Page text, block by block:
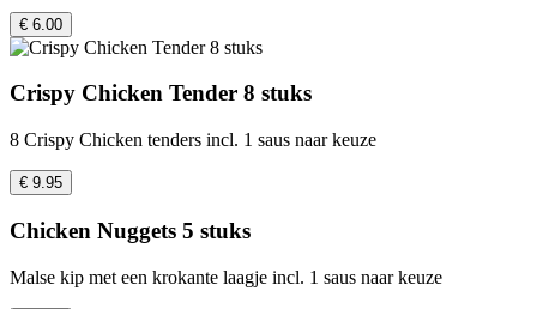
€ 6.00
Crispy Chicken Tender 8 stuks
8 Crispy Chicken tenders incl. 1 saus naar keuze
€ 9.95
Chicken Nuggets 5 stuks
Malse kip met een krokante laagje incl. 1 saus naar keuze